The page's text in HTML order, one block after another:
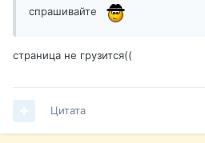
спрашивайте
страница не грузится((
Цитата